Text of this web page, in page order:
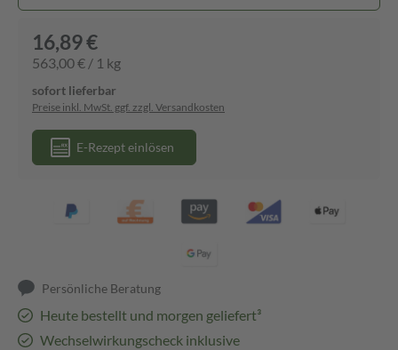
16,89 €
563,00 € / 1 kg
sofort lieferbar
Preise inkl. MwSt. ggf. zzgl. Versandkosten
E-Rezept einlösen
Persönliche Beratung
Heute bestellt und morgen geliefert³
Wechselwirkungscheck inklusive